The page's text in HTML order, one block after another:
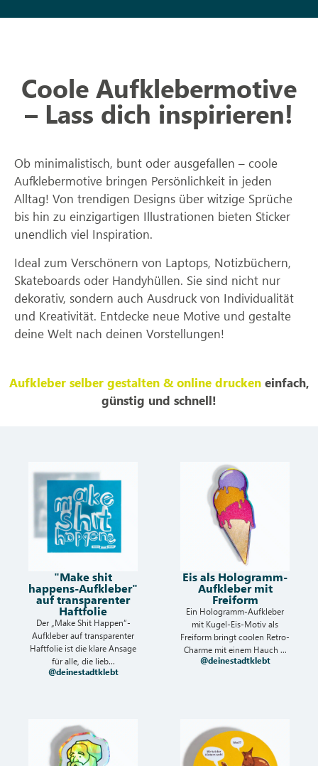
Coole Aufklebermotive
– Lass dich inspirieren!
Ob minimalistisch, bunt oder ausgefallen – coole
Aufklebermotive bringen Persönlichkeit in jeden
Alltag! Von trendigen Designs über witzige Sprüche
bis hin zu einzigartigen Illustrationen bieten Sticker
unendlich viel Inspiration.
Ideal zum Verschönern von Laptops, Notizbüchern,
Skateboards oder Handyhüllen. Sie sind nicht nur
dekorativ, sondern auch Ausdruck von Individualität
und Kreativität. Entdecke neue Motive und gestalte
deine Welt nach deinen Vorstellungen!
Aufkleber selber gestalten & online druckeneinfach,
günstig und schnell!
"Make shit
happens-Aufkleber"
auf transparenter
Haftfolie
Der „Make Shit Happen“-
Aufkleber auf transparenter
Haftfolie ist die klare Ansage
für alle, die lieb...
@deinestadtklebt
Eis als Hologramm-
Aufkleber mit
Freiform
Ein Hologramm-Aufkleber
mit Kugel-Eis-Motiv als
Freiform bringt coolen Retro-
Charme mit einem Hauch ...
@deinestadtklebt